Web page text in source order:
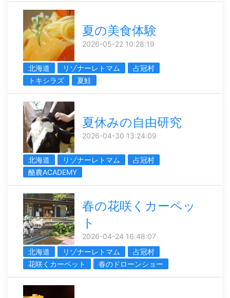
夏の美食体験
2026-05-22 10:28:19
北海道 リゾナーレトマム
占冠村
トキシラズ
夏鮭
夏休みの自由研究
2026-04-30 13:24:09
北海道 リゾナーレトマム
占冠村
酪農ACADEMY
春の花咲くカーペッ
ト
2026-04-24 16:48:07
北海道
リゾナーレトマム
占冠村
花咲くカーペット
春のドローンショー